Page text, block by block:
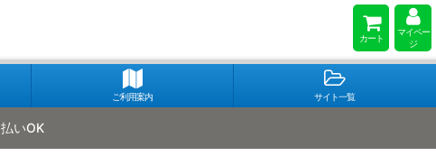
カート
マイペー
ジ
ご利用案内 サイト一覧
払いOK